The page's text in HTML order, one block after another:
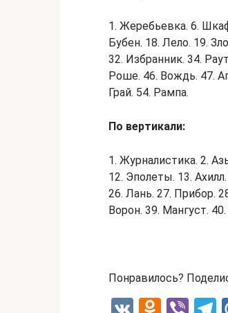
1. Жеребьевка. 6.
Бубен. 18. Лело. 19.
32. Избранник. 34.
Роше. 46. Вождь. 47.
Грай. 54. Рампа.
По вертикали:
1. Журналистика. 2.
12. Эполеты. 13.
26. Лань. 27. Прибор.
Ворон. 39. Мангуст.
Понравилось?